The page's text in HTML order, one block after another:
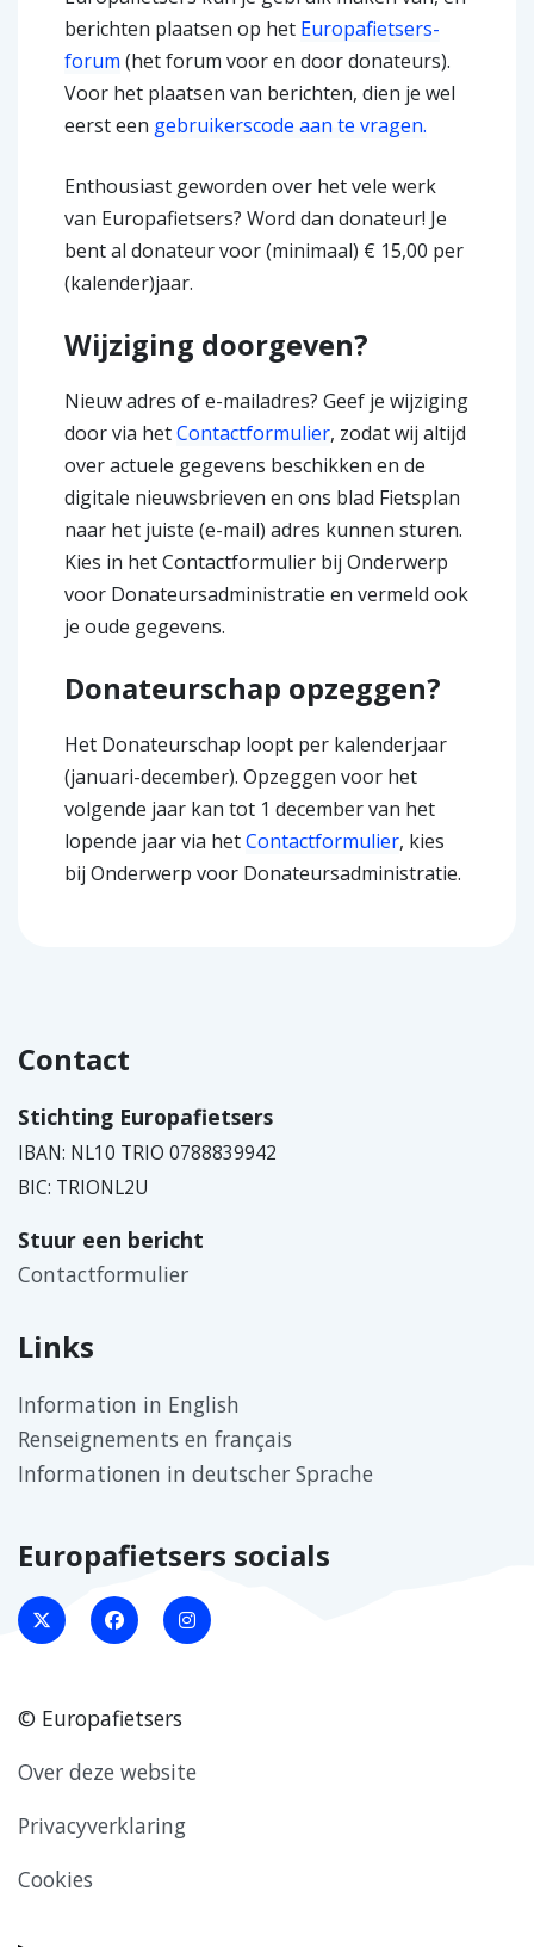
berichten plaatsen op het Europafietsers-
forum(het forum voor en door donateurs).
Voor het plaatsen van berichten, dien je wel
eerst een gebruikerscode aan te vragen.
Enthousiast geworden over het vele werk
van Europafietsers? Word dan donateur! Je
bent al donateur voor (minimaal) € 15,00 per
(kalender)jaar.
Wijziging doorgeven?
Nieuw adres of e-mailadres? Geef je wijziging
door via hetContactformulier, zodat wij altijd
over actuele gegevens beschikken en de
digitale nieuwsbrieven en ons blad Fietsplan
naar het juiste (e-mail) adres kunnen sturen.
Kies in het Contactformulier bij Onderwerp
voor Donateursadministratie en vermeld ook
je oude gegevens.
Donateurschap opzeggen?
Het Donateurschap loopt per kalenderjaar
(januari-december). Opzeggen voor het
volgende jaar kan tot 1 december van het
lopende jaar via hetContactformulier, kies
bij Onderwerp voor Donateursadministratie.
Contact
Stichting Europafietsers
IBAN: NL10 TRIO 0788839942
BIC: TRIONL2U
Stuur een bericht
Contactformulier
Links
Information in English
Renseignements en français
Informationen in deutscher Sprache
Europafietsers socials
© Europafietsers
Over deze website
Privacyverklaring
Cookies